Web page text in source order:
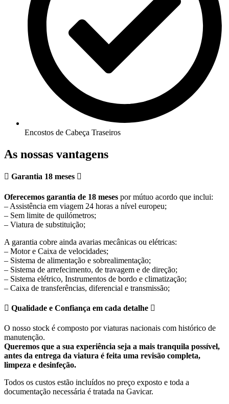
Encostos de Cabeça Traseiros
As nossas vantagens
Garantia 18 meses
Oferecemos garantia de 18 meses por mútuo acordo que inclui:
– Assistência em viagem 24 horas a nível europeu;
– Sem limite de quilómetros;
– Viatura de substituição;
A garantia cobre ainda avarias mecânicas ou elétricas:
– Motor e Caixa de velocidades;
– Sistema de alimentação e sobrealimentação;
– Sistema de arrefecimento, de travagem e de direção;
– Sistema elétrico, Instrumentos de bordo e climatização;
– Caixa de transferências, diferencial e transmissão;
Qualidade e Confiança em cada detalhe
O nosso stock é composto por viaturas nacionais com histórico de
manutenção.
Queremos que a sua experiência seja a mais tranquila possível,
antes da entrega da viatura é feita uma revisão completa,
limpeza e desinfeção.
Todos os custos estão incluídos no preço exposto e toda a
documentação necessária é tratada na Gavicar.